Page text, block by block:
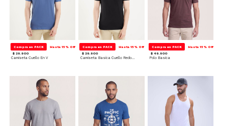
Compra en PACK Hasta 15% Off
$ 29.900
Camiseta Cuello En V
Compra en PACK Hasta 15% Off
$ 29.900
Camiseta Basica Cuello Redondo
Compra en PACK Hasta 15% Off
$ 49.900
Polo Basica